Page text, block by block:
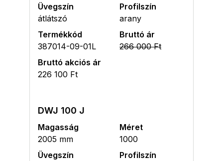
Üvegszín
átlátszó
Profilszín
arany
Termékkód
387014-09-01L
Bruttó ár
266 000 Ft
Bruttó akciós ár
226 100 Ft
DWJ 100 J
Magasság
2005 mm
Méret
1000
Üvegszín
Profilszín